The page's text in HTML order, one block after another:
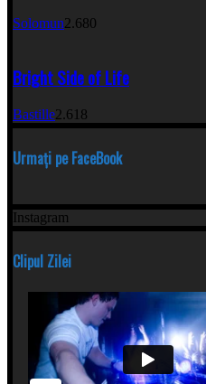
Solomun2.680
Bright Side of Life
Bastille2.618
Urmați pe FaceBook
Instagram
Clipul Zilei